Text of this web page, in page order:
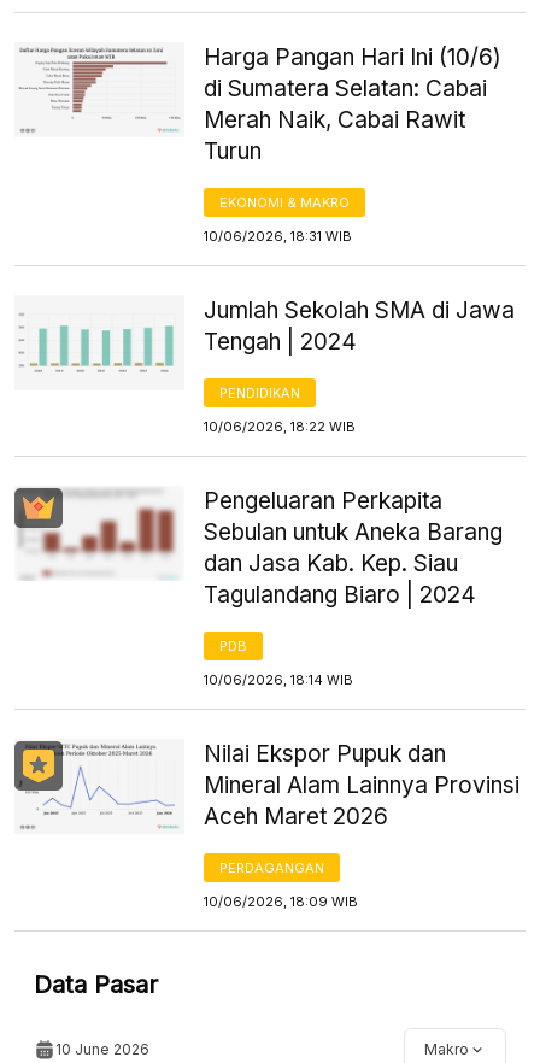
Harga Pangan Hari Ini (10/6)
di Sumatera Selatan: Cabai
Merah Naik, Cabai Rawit
Turun
EKONOMI & MAKRO
10/06/2026, 18:31 WIB
Jumlah Sekolah SMA di Jawa
Tengah | 2024
PENDIDIKAN
10/06/2026, 18:22 WIB
Pengeluaran Perkapita
Sebulan untuk Aneka Barang
dan Jasa Kab. Kep. Siau
Tagulandang Biaro | 2024
PDB
10/06/2026, 18:14 WIB
Nilai Ekspor Pupuk dan
Mineral Alam Lainnya Provinsi
Aceh Maret 2026
PERDAGANGAN
10/06/2026, 18:09 WIB
Data Pasar
10 June 2026 Makro